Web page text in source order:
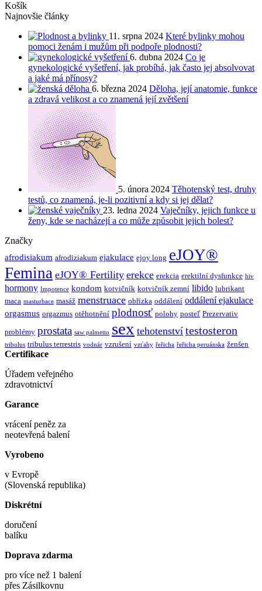
Košík
Najnovšie články
11. srpna 2024 Které bylinky mohou
pomoci ženám i mužům při podpoře plodnosti?
6. dubna 2024 Co je
gynekologické vyšetření, jak probíhá, jak často jej absolvovat
a jaké má přínosy?
6. března 2024 Děloha, její anatomie, funkce
a zdravá velikost a co znamená její zvětšení
5. února 2024 Těhotenský test, druhy
testů, co znamená, je-li pozitivní a kdy si jej dělat?
23. ledna 2024 Vaječníky, jejich funkce u
ženy, kde se nacházejí a co může způsobit jejich bolest?
Značky
afrodisiakum afrodiziakum ejakulace ejoy long eJOY®
Femina eJOY® Fertility erekce erekcia erektilní dysfunkce hiv
hormony Impotence kondom kotvičník kotvičník zemní libido lubrikant
maca masturbace masáž menstruace obřízka oddálení oddálení ejakulace
orgasmus orgazmus otěhotnění plodnosť polohy posteľ Prezervativ
problémy prostata saw palmetto sex tehotenství testosteron
tribulus tribulus terrestris vodnár vzrušení vzťahy řeřicha řeřicha peruánska ženšen
Certifikace
Úřadem veřejného
zdravotnictví
Garance
vrácení peněz za
neotevřená balení
Vyrobeno
v Evropě
(Slovenská republika)
Diskrétní
doručení
balíku
Doprava zdarma
pro více než 1 balení
přes Zásilkovnu